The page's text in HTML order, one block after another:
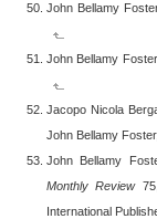
John Bellamy
John Bellamy
Jacopo Nicola
John Bellamy Foster,
John Bellamy
Monthly Review75,
International